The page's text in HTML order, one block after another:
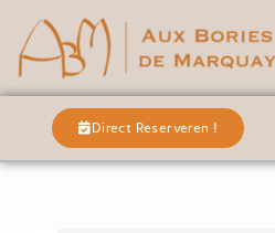
Direct Reserveren !